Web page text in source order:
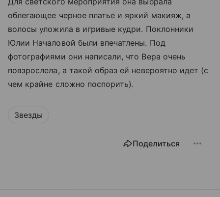
облегающее черное платье и яркий макияж, а
волосы уложила в игривые кудри. Поклонники
Юлии Началовой были впечатлены. Под
фотографиями они написали, что Вера очень
повзрослела, а такой образ ей невероятно идет (с
чем крайне сложно поспорить).
Звезды
Поделиться